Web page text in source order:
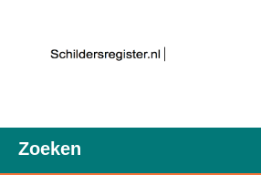
Zoeken